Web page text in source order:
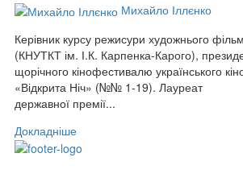
Михайло Іллєнко
Керівник курсу режисури художнього
(КНУТКТ ім. І.К. Карпенка-Карого),
щорічного кінофестивалю українського
«Відкрита Ніч» (№№ 1-19). Лауреат
державної премії...
Докладніше